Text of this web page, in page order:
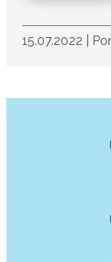
15.07.2022 Por